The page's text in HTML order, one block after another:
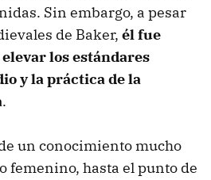
Sin embargo, a pesar
de Baker, él fue
los estándares
y la práctica de la
.
un conocimiento mucho
femenino, hasta el punto de